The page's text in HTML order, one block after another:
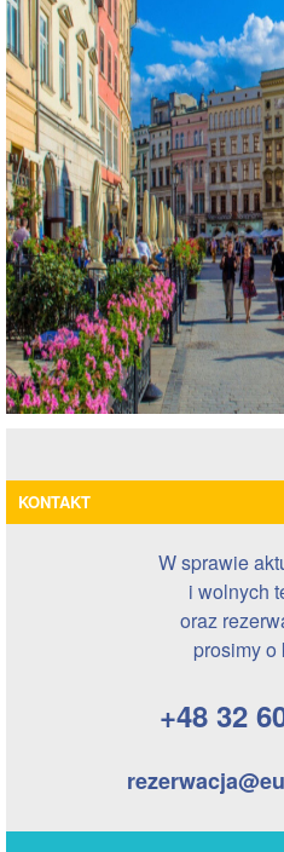
KONTAKT
W sprawie
i wolnych
oraz
prosimy o
+48 32